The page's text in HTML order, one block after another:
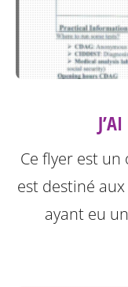
Ce flyer est un
est destiné
ayant eu